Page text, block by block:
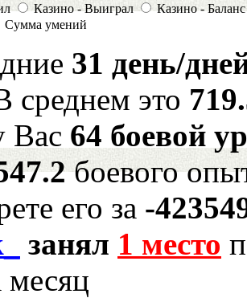
Казино - Выиграл
Казино - Баланс
Сумма умений
31 день/
среднем это
Вас 64 боевой
боевого
его за -
занял 1 место
месяц